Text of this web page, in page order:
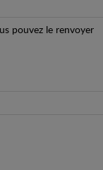
pouvez le renvoyer